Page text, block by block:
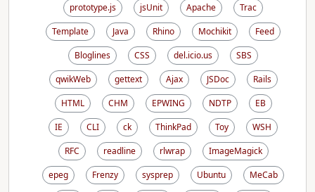
prototype.js
jsUnit Apache
Trac
Template
Java Rhino Mochikit
Feed
Bloglines
CSS del.icio.us
SBS
qwikWeb
gettext Ajax JSDoc
Rails
HTML
CHM EPWING NDTP
EB
IE
CLI ck ThinkPad Toy
WSH
RFC
readline rlwrap
ImageMagick
epeg
Frenzy sysprep Ubuntu
MeCab